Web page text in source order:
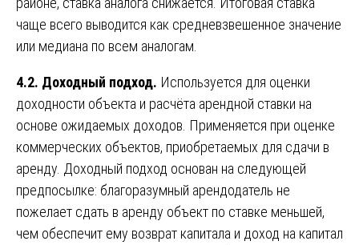
чаще всего выводится как средневзвешенное значение
или медиана по всем аналогам.
4.2. Доходный подход. Используется для оценки
доходности объекта и расчёта арендной ставки на
основе ожидаемых доходов. Применяется при оценке
коммерческих объектов, приобретаемых для сдачи в
аренду. Доходный подход основан на следующей
предпосылке: благоразумный арендодатель не
пожелает сдать в аренду объект по ставке меньшей,
чем обеспечит ему возврат капитала и доход на капитал